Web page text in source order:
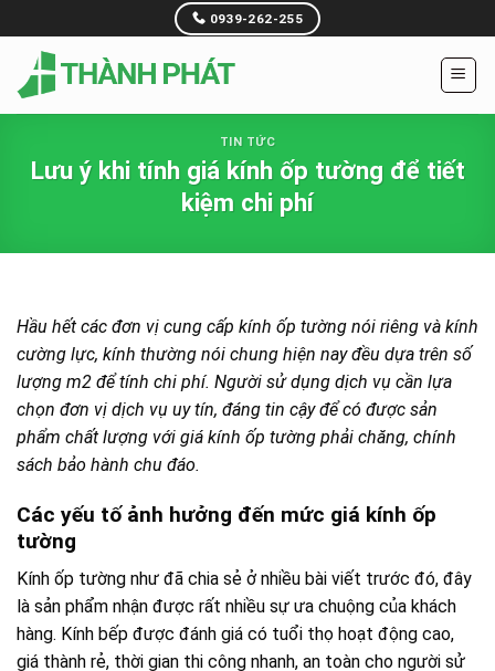
to
content
0939-262-255
TIN TỨC
Lưu ý khi tính giá kính ốp tường để tiết
kiệm chi phí
Hầu hết các đơn vị cung cấp kính ốp tường nói riêng và kính
cường lực, kính thường nói chung hiện nay đều dựa trên số
lượng m2 để tính chi phí. Người sử dụng dịch vụ cần lựa
chọn đơn vị dịch vụ uy tín, đáng tin cậy để có được sản
phẩm chất lượng với giá kính ốp tường phải chăng, chính
sách bảo hành chu đáo.
Các yếu tố ảnh hưởng đến mức giá kính ốp
tường
Kính ốp tường như đã chia sẻ ở nhiều bài viết trước đó, đây
là sản phẩm nhận được rất nhiều sự ưa chuộng của khách
hàng. Kính bếp được đánh giá có tuổi thọ hoạt động cao,
giá thành rẻ, thời gian thi công nhanh, an toàn cho người sử